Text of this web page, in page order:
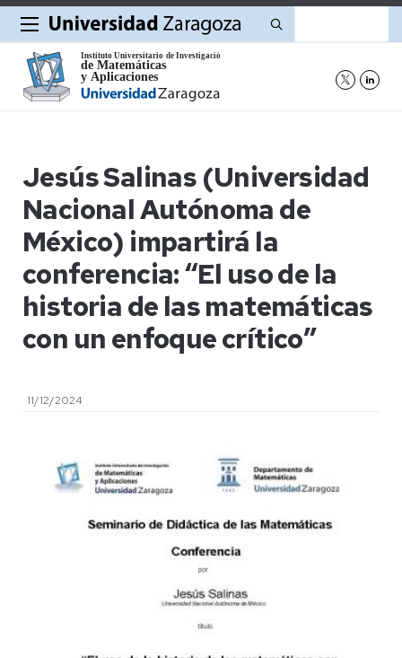
Jesús Salinas (Universidad
Nacional Autónoma de
México) impartirá la
conferencia: “El uso de la
historia de las matemáticas
con un enfoque crítico”
11/12/2024